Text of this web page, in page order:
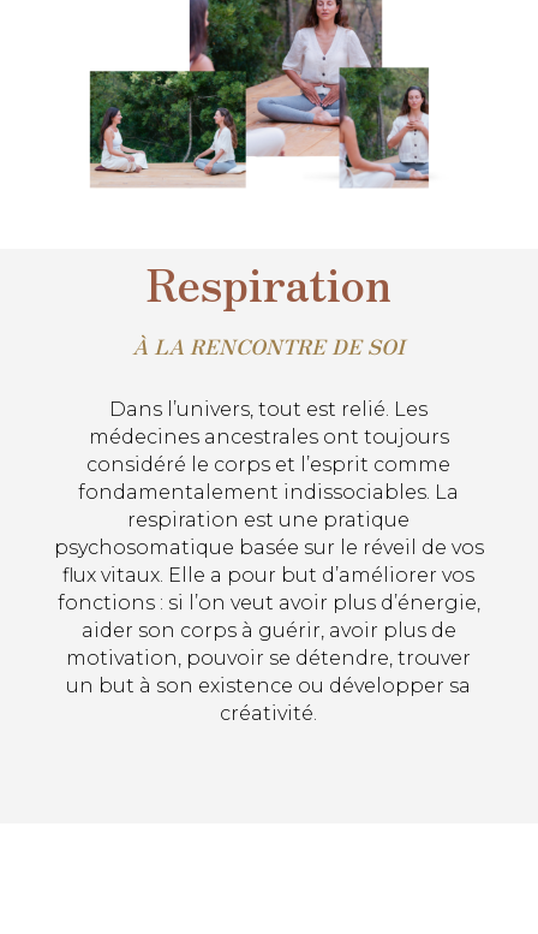
Respiration
À LA RENCONTRE DE SOI
Dans l’univers, tout est relié. Les
médecines ancestrales ont toujours
considéré le corps et l’esprit comme
fondamentalement indissociables. La
respiration est une pratique
psychosomatique basée sur le réveil de vos
flux vitaux. Elle a pour but d’améliorer vos
fonctions : si l’on veut avoir plus d’énergie,
aider son corps à guérir, avoir plus de
motivation, pouvoir se détendre, trouver
un but à son existence ou développer sa
créativité.